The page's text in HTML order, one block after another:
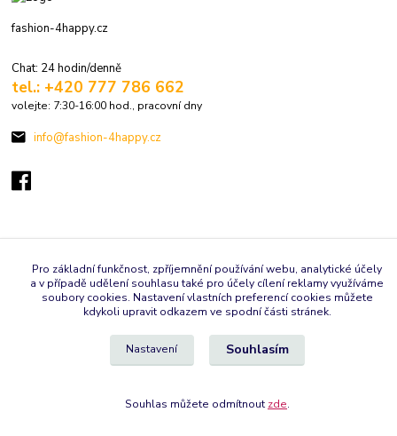
fashion-4happy.cz
Chat: 24 hodin/denně
tel.: +420 777 786 662
volejte: 7:30-16:00 hod., pracovní dny
info@fashion-4happy.cz
Vytvořeno na Eshop-rychle.cz
Pro základní funkčnost, zpříjemnění používání webu, analytické účely
a v případě udělení souhlasu také pro účely cílení reklamy využíváme
soubory cookies. Nastavení vlastních preferencí cookies můžete
kdykoli upravit odkazem ve spodní části stránek.
Nastavení Souhlasím
Souhlas můžete odmítnout zde.